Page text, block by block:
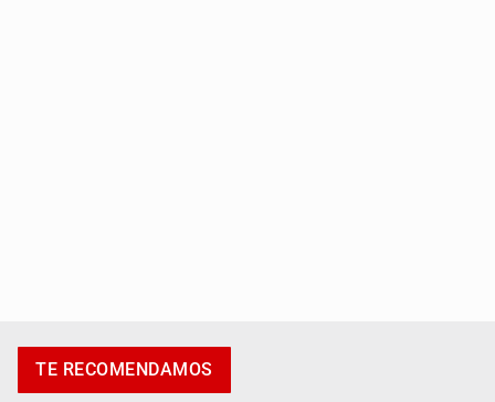
Fiscalía continúa búsqueda de Ricardo Cabezas
Talavera
TE RECOMENDAMOS